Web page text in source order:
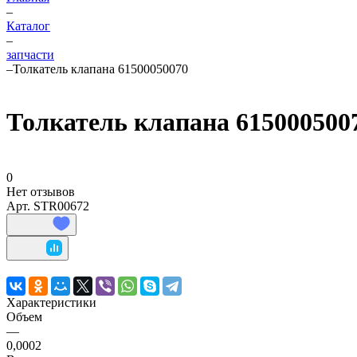
–
Каталог
–
запчасти
–Толкатель клапана 61500050070
Толкатель клапана
0
Нет отзывов
Арт. STR00672
Характеристики
Объем
—
0,0002